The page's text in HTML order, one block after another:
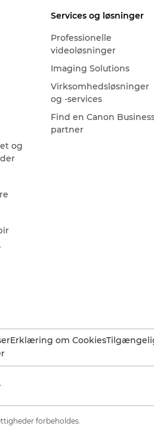
og
Services og løsninger
Professionelle
videoløsninger
Imaging Solutions
Virksomhedsløsninger
og -services
Find en Canon
partner
Erklæring om Cookies
forbeholdes.